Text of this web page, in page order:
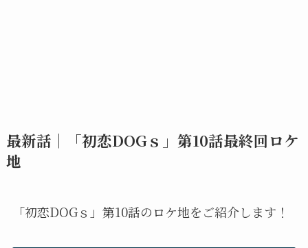
最新話｜「初恋DOGｓ」第10話最終回ロケ
地
「初恋DOGｓ」第10話のロケ地をご紹介します！